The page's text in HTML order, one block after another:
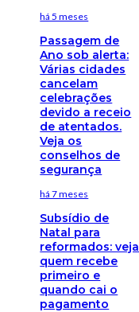
há 5 meses
Passagem de
Ano sob alerta:
Várias cidades
cancelam
celebrações
devido a receio
de atentados.
Veja os
conselhos de
segurança
há 7 meses
Subsídio de
Natal para
reformados: veja
quem recebe
primeiro e
quando cai o
pagamento